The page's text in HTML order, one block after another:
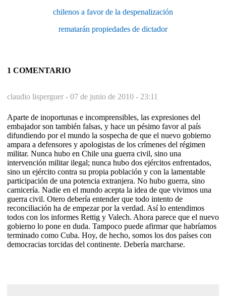
chilenos a favor de la despenalización
rematarán propiedades de dictador
1 COMENTARIO
claudio lisperguer - 07 de junio de 2010 - 23:11
Aparte de inoportunas e incomprensibles, las expresiones del
embajador son también falsas, y hace un pésimo favor al país
difundiendo por el mundo la sospecha de que el nuevo gobierno
ampara a defensores y apologistas de los crímenes del régimen
militar. Nunca hubo en Chile una guerra civil, sino una
intervención militar ilegal; nunca hubo dos ejércitos enfrentados,
sino un ejército contra su propia población y con la lamentable
participación de una potencia extranjera. No hubo guerra, sino
carnicería. Nadie en el mundo acepta la idea de que vivimos una
guerra civil. Otero debería entender que todo intento de
reconciliación ha de empezar por la verdad. Así lo entendimos
todos con los informes Rettig y Valech. Ahora parece que el nuevo
gobierno lo pone en duda. Tampoco puede afirmar que habríamos
terminado como Cuba. Hoy, de hecho, somos los dos países con
democracias torcidas del continente. Debería marcharse.